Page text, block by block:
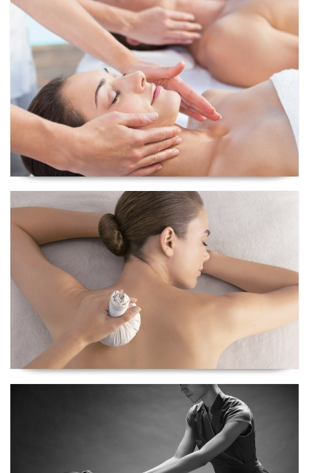
Ritual Sintonia Perfeita
Ritual Îles Pacifique a Dois
Ritual Assinatura Silvia Netto